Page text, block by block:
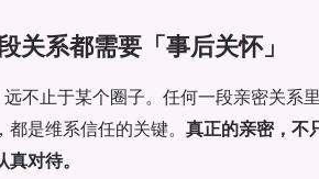
关系都需要「事后关怀」
不止于某个圈子。任何一段亲密关系
是维系信任的关键。 真正的亲密，不
对待。